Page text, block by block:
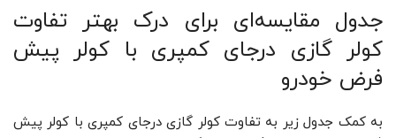
جدول مقایسه‌ای برای درک بهتر تفاوت
کولر گازی درجای کمپری با کولر پیش‌
فرض خودرو
به کمک جدول زیر به تفاوت کولر گازی درجای کمپری با کولر پیش